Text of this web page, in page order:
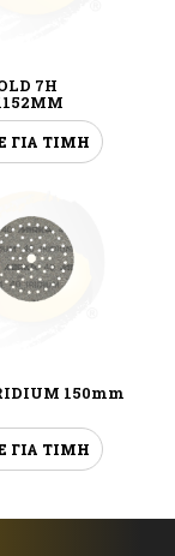
7H
ΓΙΑ ΤΙΜΗ
150mm
ΓΙΑ ΤΙΜΗ